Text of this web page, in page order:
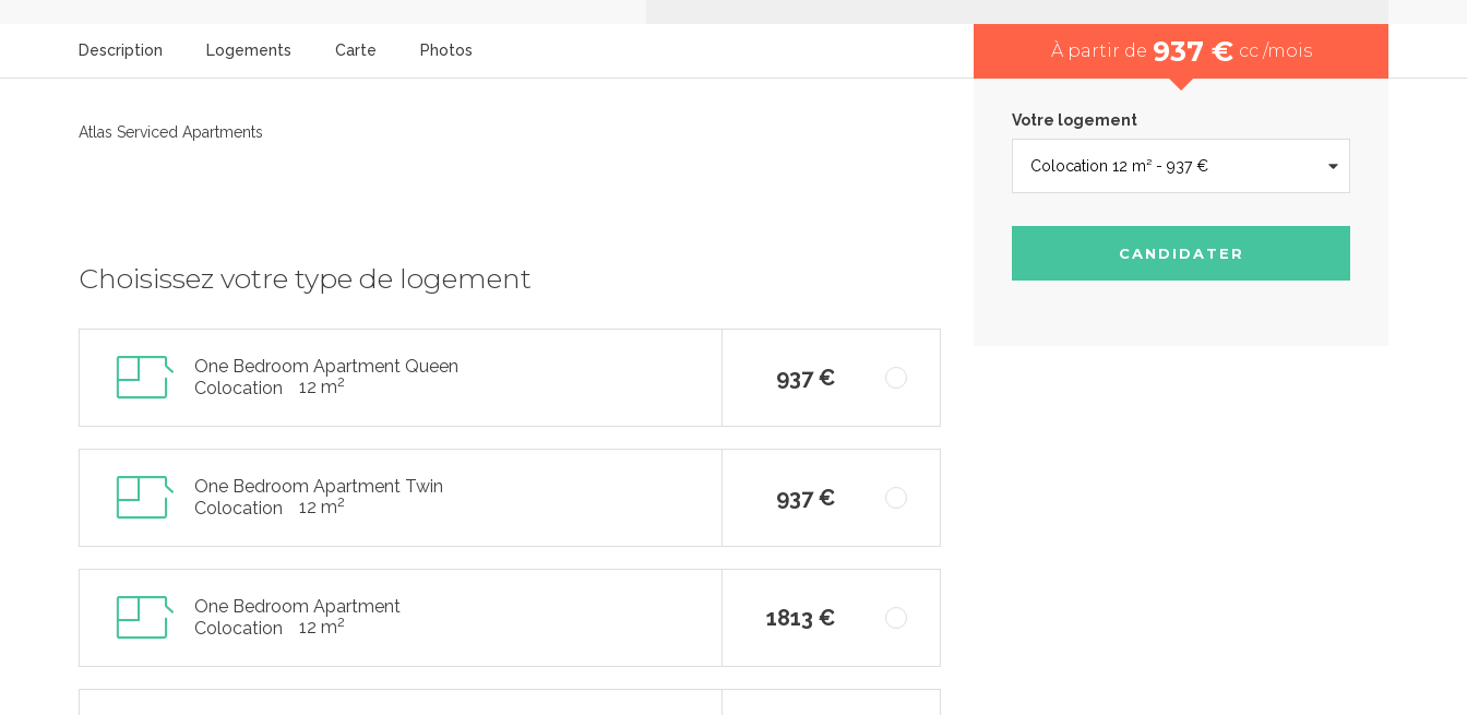
Description Logements Carte Photos
Atlas Serviced Apartments
Choisissez votre type de logement
One Bedroom Apartment Queen
Colocation
12 m2 937 €
One Bedroom Apartment Twin
Colocation
12 m2 937 €
One Bedroom Apartment
Colocation
12 m2 1813 €
À partir de 937 € cc /mois
Votre logement
CANDIDATER